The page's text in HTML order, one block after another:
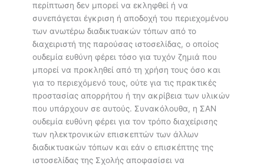
περίπτωση δεν μπορεί να εκληφθεί ή να
συνεπάγεται έγκριση ή αποδοχή του περιεχομένου
των ανωτέρω διαδικτυακών τόπων από το
διαχειριστή της παρούσας ιστοσελίδας, ο οποίος
ουδεμία ευθύνη φέρει τόσο για τυχόν ζημιά που
μπορεί να προκληθεί από τη χρήση τους όσο και
για το περιεχόμενό τους, ούτε για τις πρακτικές
προστασίας απορρήτου ή την ακρίβεια των υλικών
που υπάρχουν σε αυτούς. Συνακόλουθα, η ΣΑΝ
ουδεμία ευθύνη φέρει για τον τρόπο διαχείρισης
των ηλεκτρονικών επισκεπτών των άλλων
διαδικτυακών τόπων και εάν ο επισκέπτης της
ιστοσελίδας της Σχολής αποφασίσει να